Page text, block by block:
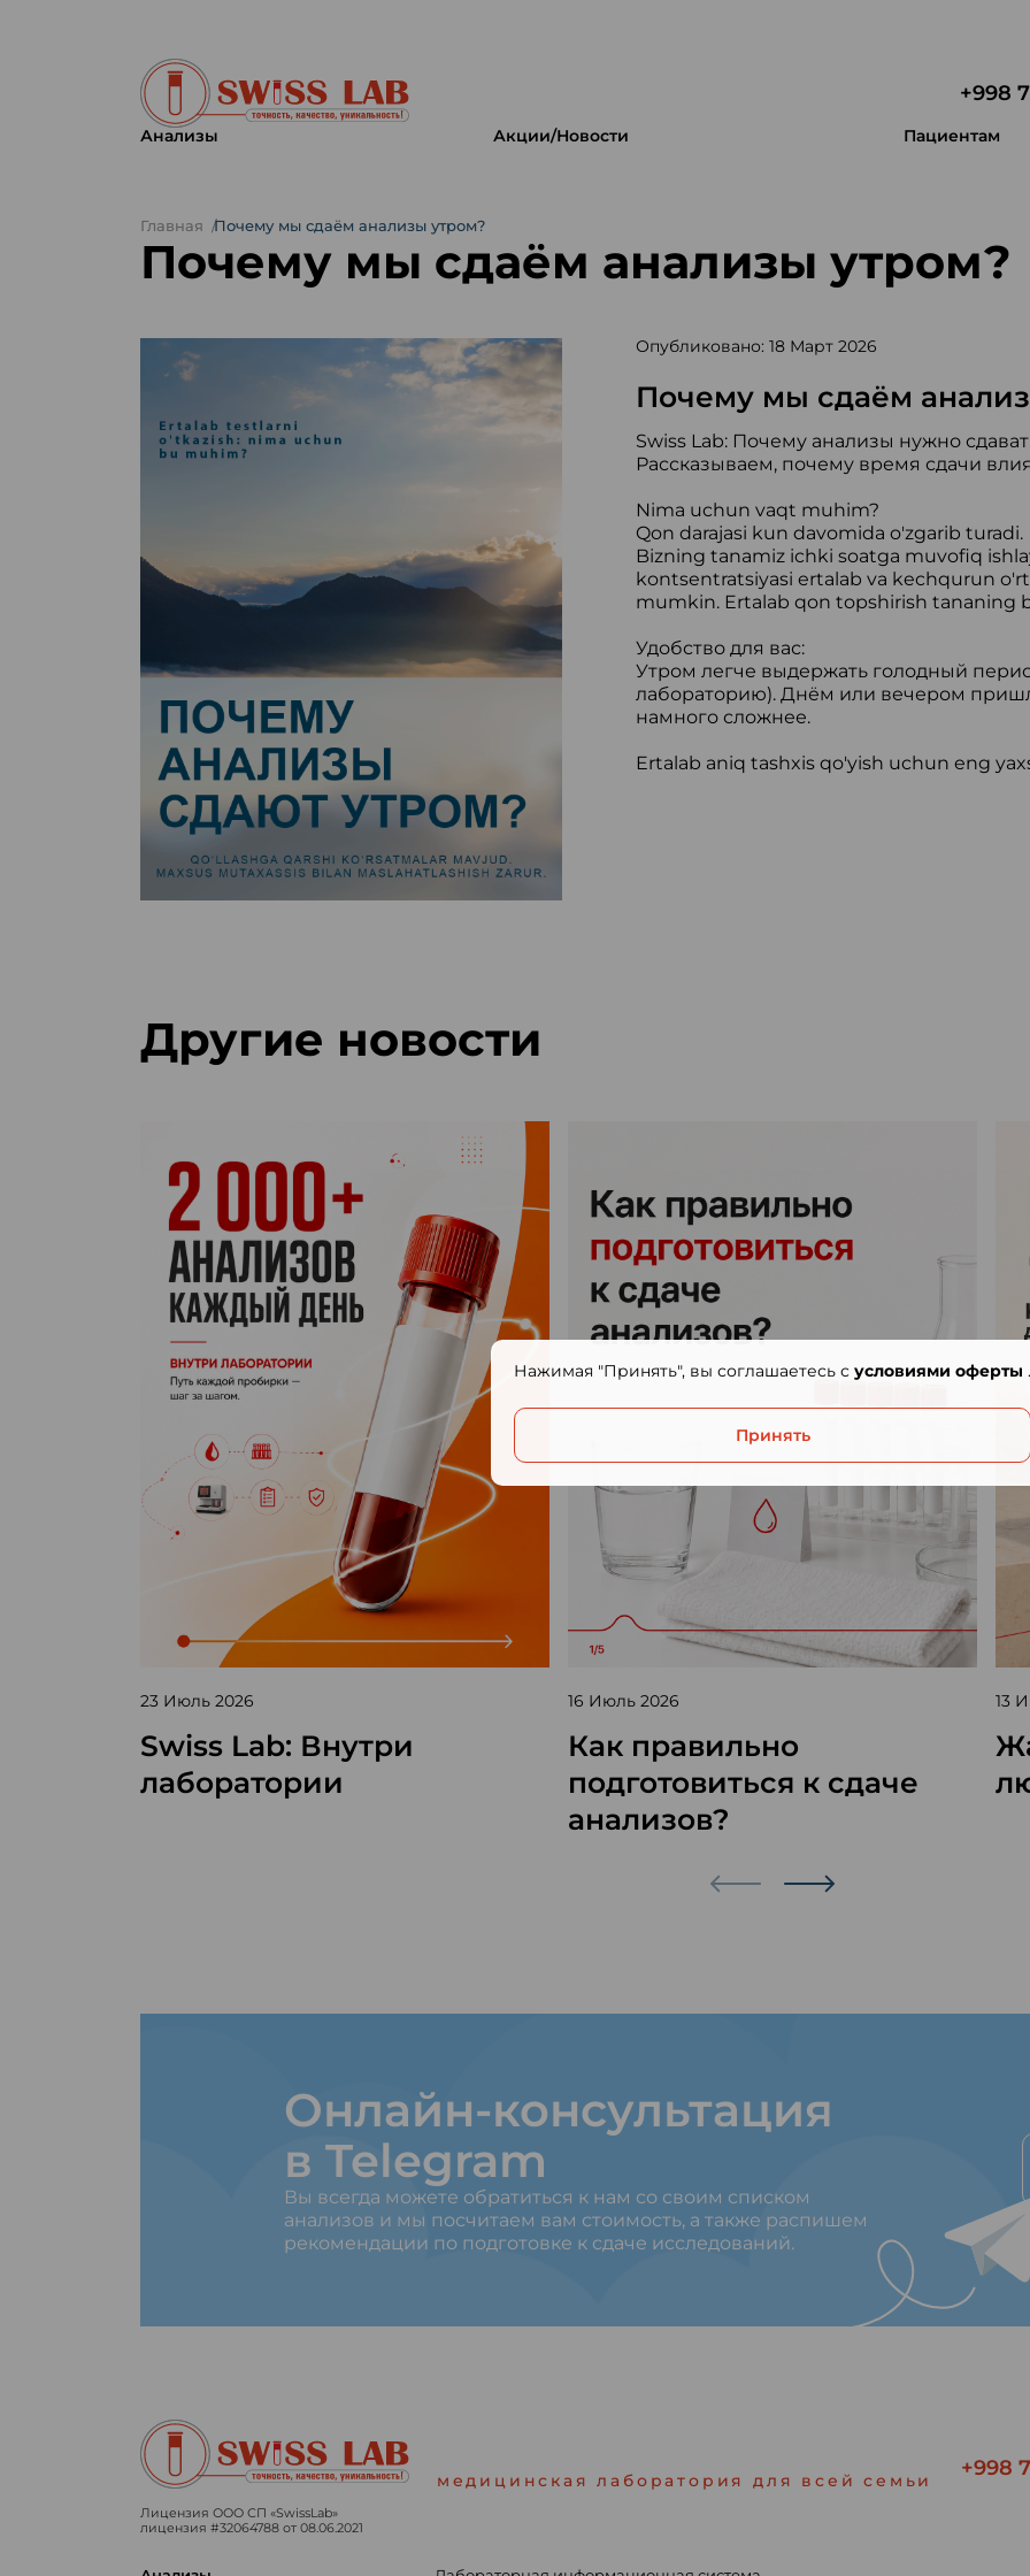
+998
Анализы Акции/Новости Пациентам
Главная Почему мы сдаём анализы утром?
Почему мы сдаём анализы утром?
Опубликовано: 18 Март 2026
Почему мы сдаём
Swiss Lab: Почему анализы нужно
Рассказываем, почему время сдачи
Nima uchun vaqt muhim?
Qon darajasi kun davomida o'zgarib turadi.
Bizning tanamiz ichki soatga muvofiq
kontsentratsiyasi ertalab va kechqurun
mumkin. Ertalab qon topshirish tananing
Удобство для вас:
Утром легче выдержать голодный
лабораторию). Днём или вечером
намного сложнее.
Ertalab aniq tashxis qo'yish uchun eng
Другие новости
23 Июль 2026
Swiss Lab: Внутри
лаборатории
16 Июль 2026
Как правильно
подготовиться к сдаче
анализов?
13
Онлайн-консультация
в Telegram
Вы всегда можете обратиться к нам со своим списком
анализов и мы посчитаем вам стоимость, а также распишем
рекомендации по подготовке к сдаче исследований.
Нажимая "Принять", вы соглашаетесь с условиями оферты .
Принять
медицинская лаборатория для всей семьи +998
Лицензия ООО СП «SwissLab»
лицензия #32064788 от 08.06.2021